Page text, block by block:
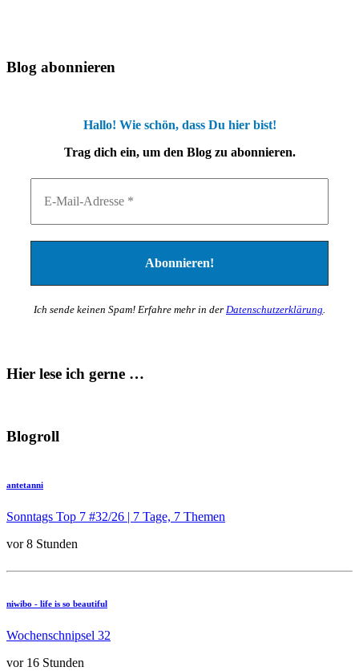
Blog abonnieren
Hallo! Wie schön, dass Du hier bist!
Trag dich ein, um den Blog zu abonnieren.
Ich sende keinen Spam! Erfahre mehr in der Datenschutzerklärung.
Hier lese ich gerne …
Blogroll
antetanni
Sonntags Top 7 #32/26 | 7 Tage, 7 Themen
vor 8 Stunden
niwibo - life is so beautiful
Wochenschnipsel 32
vor 16 Stunden